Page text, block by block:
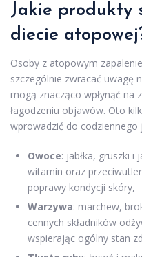
Jakie produkty
diecie
Osoby z atopowym
szczególnie zwracać uwagę
mogą znacząco wpłynąć
łagodzeniu objawów. Oto
wprowadzić do codziennego
Owoce: jabłka, gruszki i
witamin oraz
poprawy kondycji skóry,
Warzywa: marchew,
cennych składników
wspierając ogólny stan